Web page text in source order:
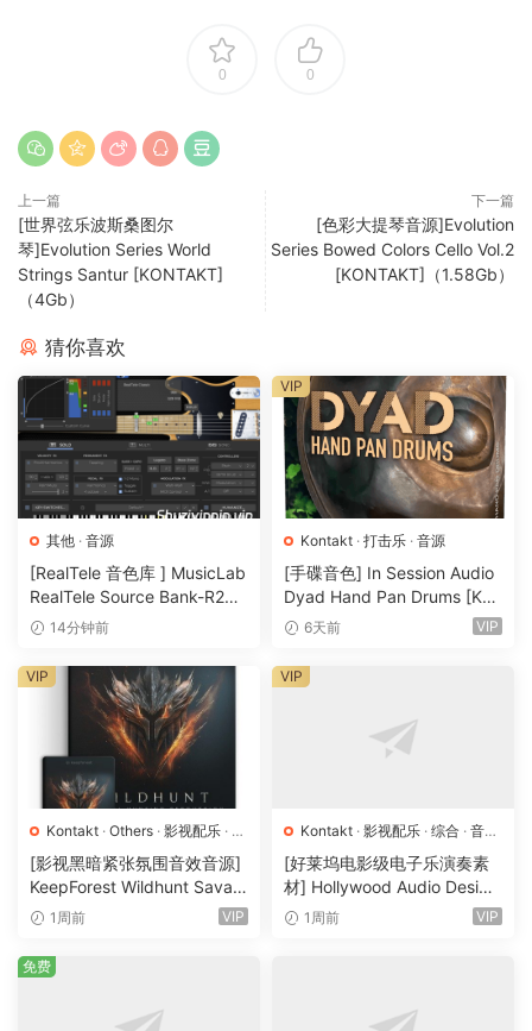
0 0
上一篇
[世界弦乐波斯桑图尔
琴]Evolution Series World
Strings Santur [KONTAKT]
（4Gb）
下一篇
[色彩大提琴音源]Evolution
Series Bowed Colors Cello Vol.2
[KONTAKT]（1.58Gb）
猜你喜欢
其他 · 音源
[RealTele 音色库 ] MusicLab
RealTele Source Bank-R2R
[WiN]（13.7MB）
14分钟前
Kontakt · 打击乐 · 音源
[手碟音色] In Session Audio
Dyad Hand Pan Drums [KO
NTAKT]（4.33GB）
6天前 VIP
VIP
Kontakt · Others · 影视配乐 · 环
境铺底· 素材 ·采样 ·音效特殊·
音源
[影视黑暗紧张氛围音效音源]
KeepForest Wildhunt Savag
e Ritual Tension [WAV, KON
1周前 VIP
VIP
Kontakt · 影视配乐 · 综合 · 音效
特殊· 音源
[好莱坞电影级电子乐演奏素
材] Hollywood Audio Design
FUTURE WORLDS [KONTAK
1周前 VIP
VIP
免费